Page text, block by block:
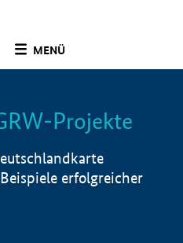
MENÜ
Info
Projekte
erfolgreicher